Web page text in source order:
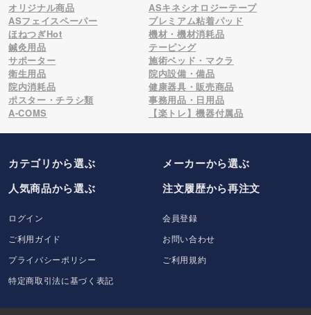
オリジナル商品
ASキネシオロジーテープ
ASフェイスペーパー
プレミアム粘着パッド
ほねつぎHot
機材・機材消耗品
鍼灸用品
テーピング
サポーター
施術ベッド・マクラ
衛生用品
院内設備・備品
院内消耗品
健康器具・販売商品
ポスター・チラシ類
事務用品・日用品
A-COMS
【楽トレ】機器付属品
カテゴリから選ぶ メーカーから選ぶ
人気商品から選ぶ
注文履歴から再注文
ログイン
会員登録
ご利用ガイド
お問い合わせ
プライバシーポリシー
ご利用規約
特定商取引法に基づく表記